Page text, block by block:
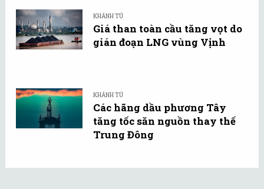
KHÁNH TÚ
Giá than toàn cầu tăng vọt do
gián đoạn LNG vùng Vịnh
KHÁNH TÚ
Các hãng dầu phương Tây
tăng tốc săn nguồn thay thế
Trung Đông